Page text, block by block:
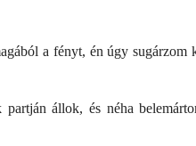
a fényt, én úgy sugárzom
állok, és néha